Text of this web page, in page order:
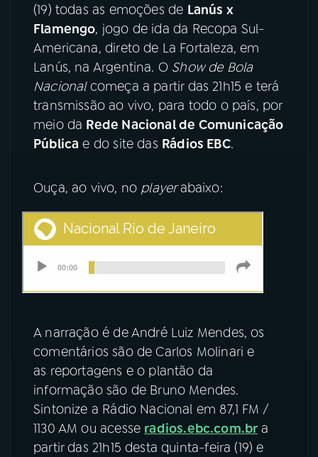
ACOMPANHE A RÁDIO NACIONAL
Instagram X
TikTok
(19) todas as emoções de Lanús x
Flamengo, jogo de ida da Recopa Sul-
Americana, direto de La Fortaleza, em
Lanús, na Argentina. O Show de Bola
Nacionalcomeça a partir das 21h15 e terá
transmissão ao vivo, para todo o país, por
meio da Rede Nacional de Comunicação
Pública e do site das Rádios EBC.
Ouça, ao vivo, no playerabaixo:
A narração é de André Luiz Mendes, os
comentários são de Carlos Molinari e
as reportagens e o plantão da
informação são de Bruno Mendes.
Sintonize a Rádio Nacional em 87,1 FM /
1130 AM ou acesse radios.ebc.com.br a
partir das 21h15 desta quinta-feira (19) e